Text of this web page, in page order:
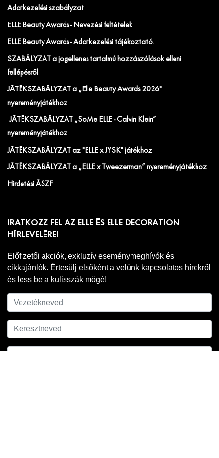
Adatkezelési szabályzat
ELLE Beauty Awards - Nevezési feltételek
ELLE Beauty Awards - Adatkezelési tájékoztató.
SZABÁLYZAT a jogellenes tartalmú hozzászólások elleni
fellépésről
JÁTÉKSZABÁLYZAT a „Elle Beauty Awards 2026"
nyereményjátékhoz
JÁTÉKSZABÁLYZAT „SoMe ELLE - Calvin Klein”
nyereményjátékhoz
JÁTÉKSZABÁLYZAT az "ELLE x JYSK" játékhoz
JÁTÉKSZABÁLYZAT a „ELLE x Tweezerman” nyereményjátékhoz
Hirdetési ÁSZF
IRATKOZZ FEL AZ ELLE ÉS ELLE DECORATION
HÍRLEVELÉRE!
Előfizetői akciók, exkluzív eseménymeghívók és
cikkajánlók. Értesülj elsőként a velünk kapcsolatos hírekről
és less be a kulisszák mögé!